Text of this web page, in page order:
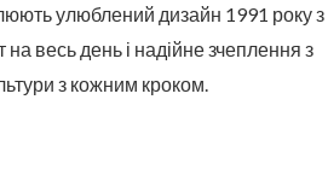
улюблений дизайн 1991 року з
весь день і надійне зчеплення з
з кожним кроком.